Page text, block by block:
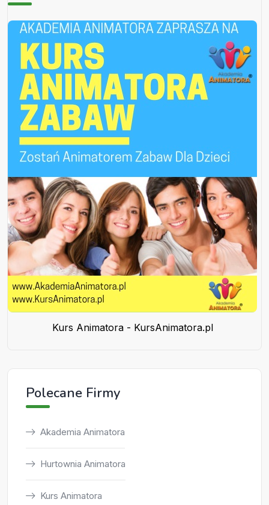
Kurs Animatora - KursAnimatora.pl
Polecane Firmy
Akademia Animatora
Hurtownia Animatora
Kurs Animatora